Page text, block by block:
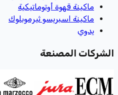
ماكينة قهوة أوتوماتيكية
ماكينة اسبريسو ثيرموبلوك
يدوي
الشركات المصنعة